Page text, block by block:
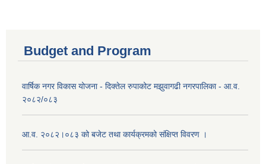
Budget and Program
वार्षिक नगर विकास योजना - दिक्तेल रुपाकोट मझुवागढी नगरपालिका - आ.व.
२०८२/०८३
आ.व. २०८२।०८३ को बजेट तथा कार्यक्रमको संक्षिप्त विवरण ।